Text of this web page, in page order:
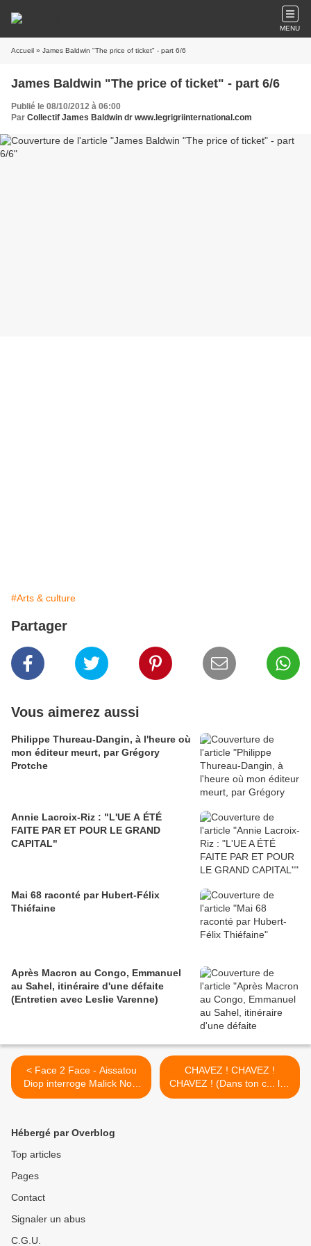
MENU
Accueil » James Baldwin "The price of ticket" - part 6/6
James Baldwin "The price of ticket" - part 6/6
Publié le 08/10/2012 à 06:00
Par Collectif James Baldwin dr www.legrigriinternational.com
#Arts & culture
Partager
Vous aimerez aussi
Philippe Thureau-Dangin, à l'heure où
mon éditeur meurt, par Grégory
Protche
Annie Lacroix-Riz : "L'UE A ÉTÉ
FAITE PAR ET POUR LE GRAND
CAPITAL"
Mai 68 raconté par Hubert-Félix
Thiéfaine
Après Macron au Congo, Emmanuel
au Sahel, itinéraire d'une défaite
(Entretien avec Leslie Varenne)
< Face 2 Face - Aissatou
Diop interroge Malick Noël
Seck - 23/09/2012
CHAVEZ ! CHAVEZ !
CHAVEZ ! (Dans ton c... les
médias occidentaux) >
Hébergé par Overblog
Top articles
Pages
Contact
Signaler un abus
C.G.U.